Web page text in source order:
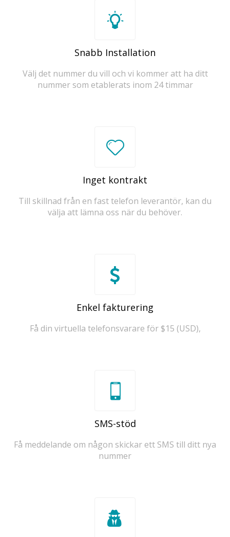
Snabb Installation
Välj det nummer du vill och vi kommer att ha ditt
nummer som etablerats inom 24 timmar
Inget kontrakt
Till skillnad från en fast telefon leverantör, kan du
välja att lämna oss när du behöver.
Enkel fakturering
Få din virtuella telefonsvarare för $15 (USD),
SMS-stöd
Få meddelande om någon skickar ett SMS till ditt nya
nummer